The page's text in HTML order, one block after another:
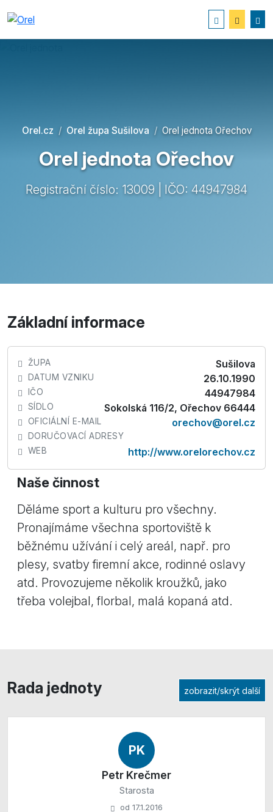
Orel.cz Orel župa Sušilova Orel jednota Ořechov
Orel jednota Ořechov
Registrační číslo: 13009 | IČO: 44947984
Základní informace
ŽUPA Sušilova
DATUM VZNIKU 26.10.1990
IČO 44947984
SÍDLO Sokolská 116/2, Ořechov 66444
OFICIÁLNÍ E-MAIL orechov@orel.cz
DORUČOVACÍ ADRESY
WEB
http://www.orelorechov.cz
Naše činnost
Děláme sport a kulturu pro všechny.
Pronajímáme všechna sportoviště k
běžnému užívání i celý areál, např. pro
plesy, svatby firemní akce, rodinné oslavy
atd. Provozujeme několik kroužků, jako
třeba volejbal, florbal, malá kopaná atd.
Rada jednoty zobrazit/skrýt další
PK
Petr Krečmer
Starosta
od 17.1.2016